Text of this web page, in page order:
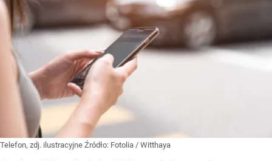
Telefon, zdj. ilustracyjne Źródło: Fotolia / Witthaya